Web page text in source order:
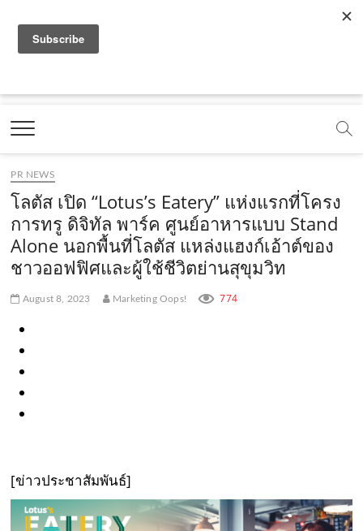
a
e
b
o
o
k
.
c
o
o
t
b
.
c
o
m
.
o
e
m
t
g
a
m
.
c
t
k
c
o
m
Marketing Oops!
DIGITAL | CREATIVE | ADVERTISING | CAMPAIGN |
PR NEWS
โลตัส เปิด “Lotus’s Eatery” แห่งแรกที่โครง
การทรู ดิจิทัล พาร์ค ศูนย์อาหารแบบ Stand
Alone นอกพื้นที่โลตัส แหล่งแฮงก์เอ้าต์ของ
ชาวออฟฟิศและผู้ใช้ชีวิตย่านสุขุมวิท
August 8, 2023 Marketing Oops! 774
[ข่าวประชาสัมพันธ์]